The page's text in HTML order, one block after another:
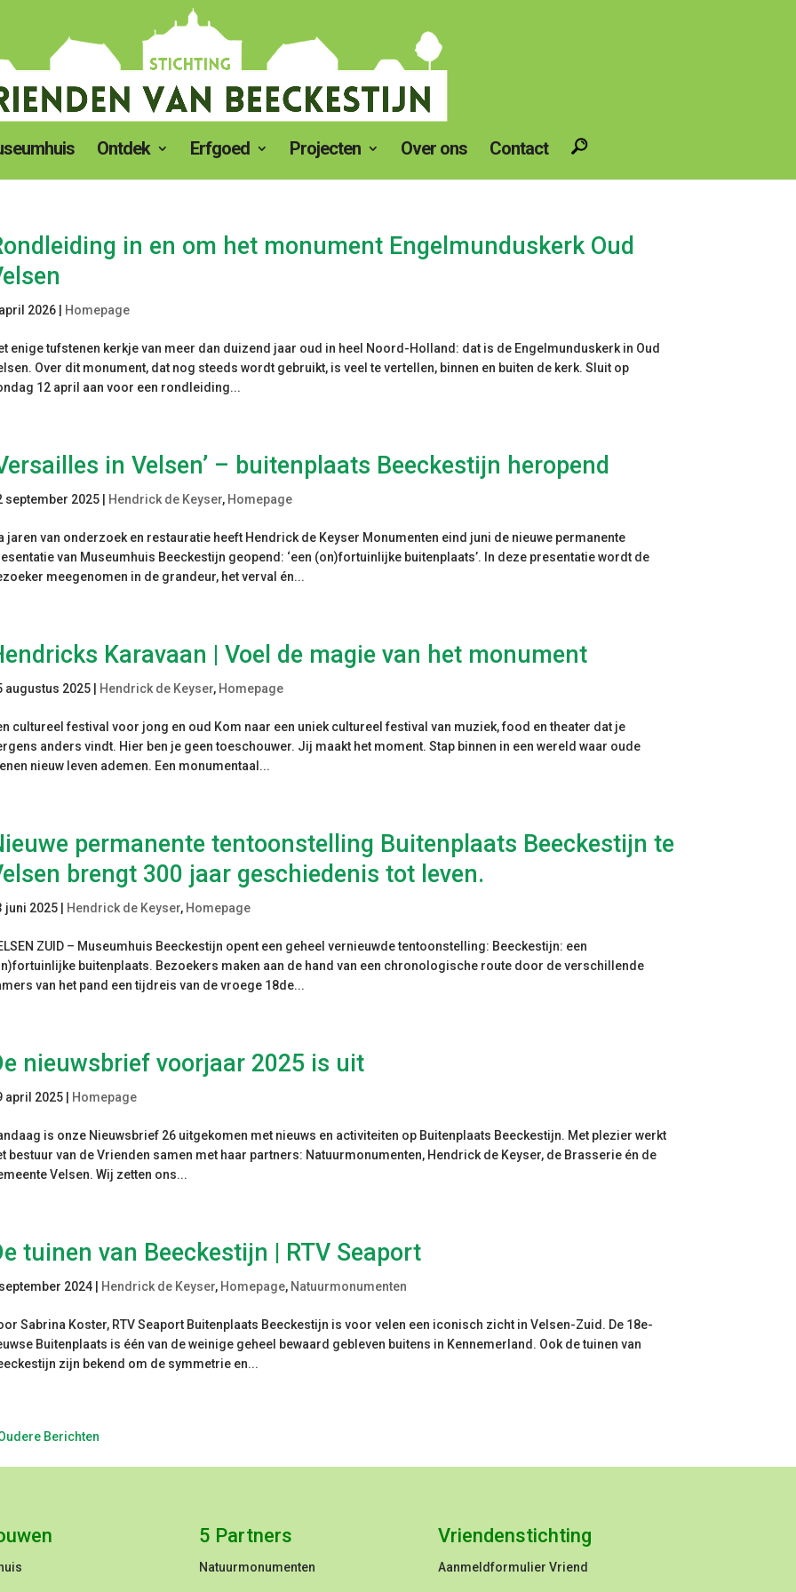
Ontdek Erfgoed Projecten Over ons Contact
in en om het monument Engelmunduskerk Oud
2026 Homepage
enige tufstenen kerkje van meer dan duizend jaar oud in heel Noord-Holland: dat is de Engelmunduskerk in Oud
Over dit monument, dat nog steeds wordt gebruikt, is veel te vertellen, binnen en buiten de kerk. Sluit op
12 april aan voor een rondleiding...
in Velsen’ – buitenplaats Beeckestijn heropend
september 2025 Hendrick de Keyser, Homepage
jaren van onderzoek en restauratie heeft Hendrick de Keyser Monumenten eind juni de nieuwe permanente
van Museumhuis Beeckestijn geopend: ‘een (on)fortuinlijke buitenplaats’. In deze presentatie wordt de
meegenomen in de grandeur, het verval én...
Karavaan | Voel de magie van het monument
augustus 2025 Hendrick de Keyser, Homepage
cultureel festival voor jong en oud Kom naar een uniek cultureel festival van muziek, food en theater dat je
anders vindt. Hier ben je geen toeschouwer. Jij maakt het moment. Stap binnen in een wereld waar oude
nieuw leven ademen. Een monumentaal...
permanente tentoonstelling Buitenplaats Beeckestijn te
brengt 300 jaar geschiedenis tot leven.
juni 2025 Hendrick de Keyser, Homepage
ZUID – Museumhuis Beeckestijn opent een geheel vernieuwde tentoonstelling: Beeckestijn: een
buitenplaats. Bezoekers maken aan de hand van een chronologische route door de verschillende
van het pand een tijdreis van de vroege 18de...
nieuwsbrief voorjaar 2025 is uit
april 2025 Homepage
is onze Nieuwsbrief 26 uitgekomen met nieuws en activiteiten op Buitenplaats Beeckestijn. Met plezier werkt
bestuur van de Vrienden samen met haar partners: Natuurmonumenten, Hendrick de Keyser, de Brasserie én de
Velsen. Wij zetten ons...
tuinen van Beeckestijn | RTV Seaport
2024 Hendrick de Keyser, Homepage, Natuurmonumenten
Sabrina Koster, RTV Seaport Buitenplaats Beeckestijn is voor velen een iconisch zicht in Velsen-Zuid. De 18e-
Buitenplaats is één van de weinige geheel bewaard gebleven buitens in Kennemerland. Ook de tuinen van
zijn bekend om de symmetrie en...
Berichten
5 Partners
Natuurmonumenten
Vriendenstichting
Aanmeldformulier Vriend